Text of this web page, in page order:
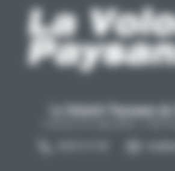
La Volonté Paysanne